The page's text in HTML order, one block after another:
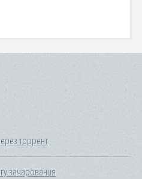
торрент
зачарования